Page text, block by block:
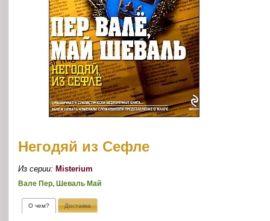
Негодяй из Сефле
Из серии:Misterium
Вале Пер, Шеваль Май
О чем? Доставка